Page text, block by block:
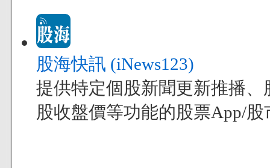
股海快訊 (iNews123)
提供特定個股新聞更新推播
股收盤價等功能的股票App/股